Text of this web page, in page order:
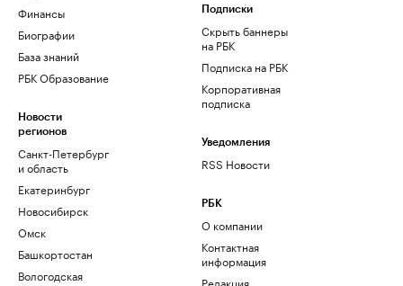
Финансы
Биографии
База знаний
РБК Образование
Новости
регионов
Санкт-Петербург
и область
Екатеринбург
Новосибирск
Омск
Башкортостан
Вологодская
Подписки
Скрыть баннеры
на РБК
Подписка на РБК
Корпоративная
подписка
Уведомления
RSS Новости
РБК
О компании
Контактная
информация
Редакция